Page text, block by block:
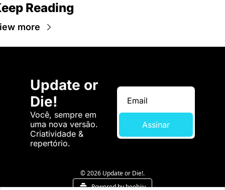
Reading
more
Update or
Die!
Você, sempre em
uma nova versão.
Criatividade &
repertório.
Assinar
© 2026 Update or Die!.
Powered by beehiiv